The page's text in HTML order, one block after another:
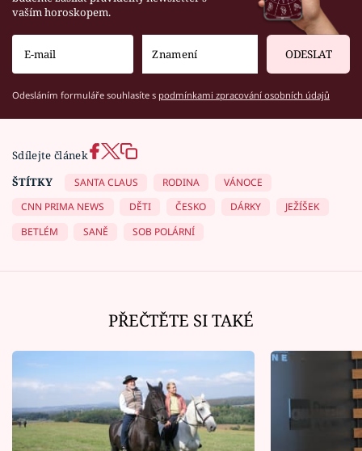
vaším horoskopem.
ODESLAT
Odesláním formuláře souhlasíte s podmínkami zpracování osobních údajů
Sdílejte článek
ŠTÍTKY
SANTA CLAUS RODINA
VÁNOCE
CNN PRIMA NEWS
DĚTI ČESKO DÁRKY
JEŽÍŠEK
BETLÉM
SANĚ SOB POLÁRNÍ
PŘEČTĚTE SI TAKÉ